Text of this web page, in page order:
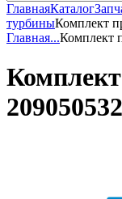
ГлавнаяКаталог
турбиныКомплект
Главная...Комплект